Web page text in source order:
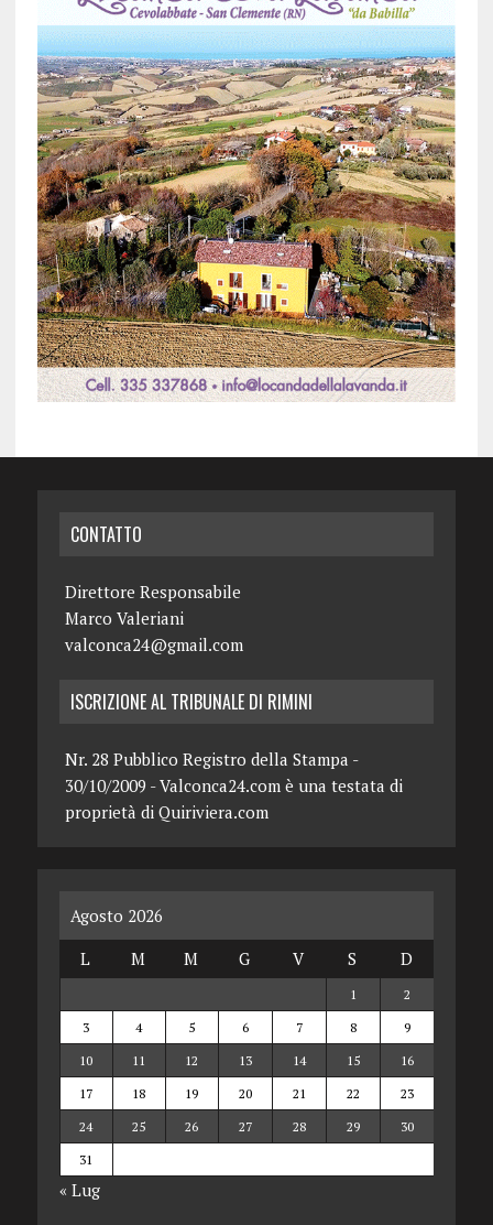
CONTATTO
Direttore Responsabile
Marco Valeriani
valconca24@gmail.com
ISCRIZIONE AL TRIBUNALE DI RIMINI
Nr. 28 Pubblico Registro della Stampa -
30/10/2009 - Valconca24.com è una testata di
proprietà di Quiriviera.com
Agosto 2026
L
M M G V S D
1
2
3
4 5 6 7 8
9
10
11 12 13 14 15
16
17
18 19 20 21 22
23
24
25 26 27 28 29
30
31
« Lug